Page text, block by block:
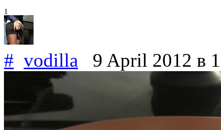
1
# vodilla 9 April 2012 в